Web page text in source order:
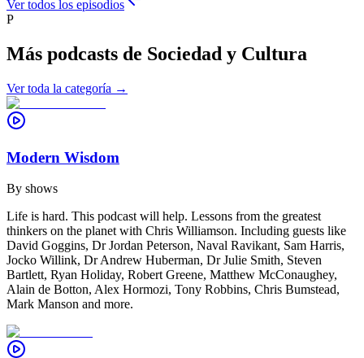
Ver todos los episodios
P
Más podcasts de Sociedad y Cultura
Ver toda la categoría →
Modern Wisdom
By shows
Life is hard. This podcast will help. Lessons from the greatest
thinkers on the planet with Chris Williamson. Including guests like
David Goggins, Dr Jordan Peterson, Naval Ravikant, Sam Harris,
Jocko Willink, Dr Andrew Huberman, Dr Julie Smith, Steven
Bartlett, Ryan Holiday, Robert Greene, Matthew McConaughey,
Alain de Botton, Alex Hormozi, Tony Robbins, Chris Bumstead,
Mark Manson and more.